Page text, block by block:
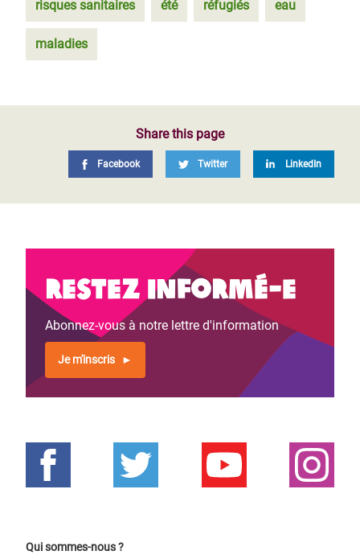
risques sanitaires été réfugiés eau
maladies
Share this page
Facebook Twitter LinkedIn
Restez informé-e
Abonnez-vous à notre lettre d'information
Je m'inscris
Qui sommes-nous ?